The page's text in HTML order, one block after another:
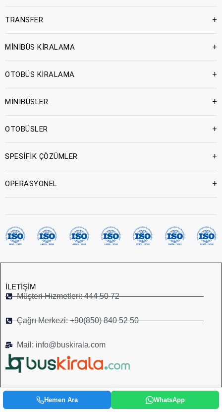
TRANSFER +
MİNİBÜS KİRALAMA +
OTOBÜS KİRALAMA +
MİNİBÜSLER +
OTOBÜSLER +
SPESİFİK ÇÖZÜMLER +
OPERASYONEL +
İLETIŞIM
Müşteri Hizmetleri: 444 50 72
Çağrı Merkezi: +90(850) 840 52 50
Mail: info@buskirala.com
BIZ KIMIZ?
Buskirala ülkemizin 81 ilinde transfer ve toplu taşıma hizmetleri sağlayan
Hemen Ara WhatsApp